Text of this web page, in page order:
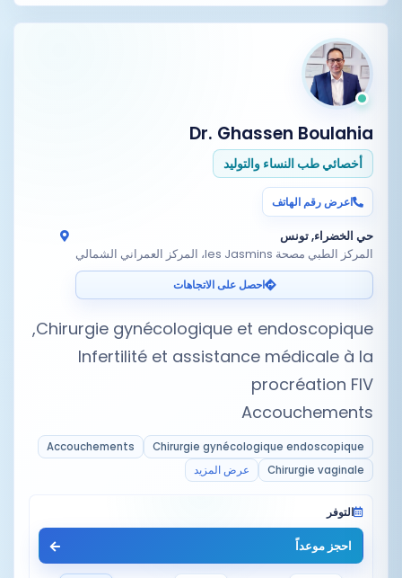
Dr. Ghassen Boulahia
أخصائي طب النساء والتوليد
اعرض رقم الهاتف
حي الخضراء, تونس
المركز الطبي مصحة les Jasmins، المركز العمراني الشمالي
احصل على الاتجاهات
Infertilité et assistance médicale à la
Accouchements
Chirurgie gynécologique endoscopique
Accouchements
Chirurgie vaginale
عرض المزيد
التوفر
احجز موعداً